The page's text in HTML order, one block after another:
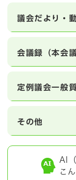
議会だより・
会議録（本会議
定例議会一般
その他
AI
こ